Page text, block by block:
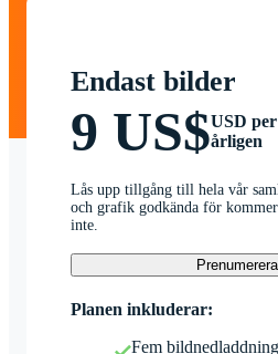
Endast bilder
9 US$USD
årligen
Lås upp tillgång till hela vår
och grafik godkända för
inte.
Planen inkluderar:
Fem